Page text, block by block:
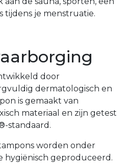
tijdens je menstruatie.
door
dermatologisch en
is gemaakt van
materiaal en zijn getest
standaard.
worden onder
geproduceerd.